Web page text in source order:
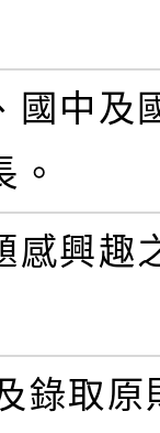
國中及
。
感興趣
錄取原